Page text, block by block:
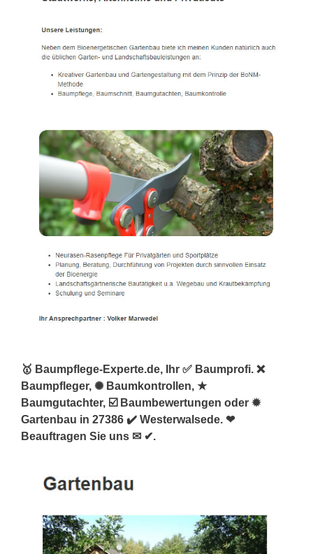
🥇 Baumpflege-Experte.de, Ihr ✅ Baumprofi. ❌
Baumpfleger, ✺ Baumkontrollen, ★
Baumgutachter, ☑️ Baumbewertungen oder ✹
Gartenbau in 27386 ✔️ Westerwalsede. ❤
Beauftragen Sie uns ✉ ✔.